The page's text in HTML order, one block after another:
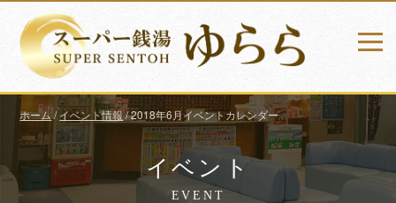
ホーム /イベント情報/2018年6月イベントカレンダー
イベント
EVENT